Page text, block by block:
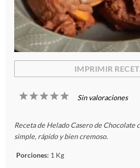
IMPRIMIR
5
s
4
s
t
3
s
t
2
s
t
1
s
t
Sin valoraciones
Receta de Helado Casero de Chocolate
simple, rápido y bien cremoso.
Porciones: 1 Kg